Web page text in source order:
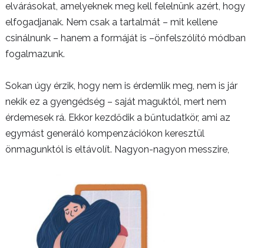
elvárásokat, amelyeknek meg kell felelnünk azért, hogy
elfogadjanak. Nem csak a tartalmát – mit kellene
csinálnunk – hanem a formáját is –önfelszólító módban
fogalmazunk.
Sokan úgy érzik, hogy nem is érdemlik meg, nem is jár
nekik ez a gyengédség – saját maguktól, mert nem
érdemesek rá. Ekkor kezdődik a bűntudatkör, ami az
egymást generáló kompenzációkon keresztül
önmagunktól is eltávolít. Nagyon-nagyon messzire,